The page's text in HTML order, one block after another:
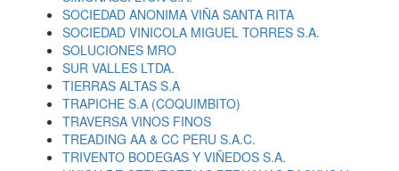
SOCIEDAD ANONIMA VIÑA SANTA RITA
SOCIEDAD VINICOLA MIGUEL TORRES S.A.
SOLUCIONES MRO
SUR VALLES LTDA.
TIERRAS ALTAS S.A
TRAPICHE S.A (COQUIMBITO)
TRAVERSA VINOS FINOS
TREADING AA & CC PERU S.A.C.
TRIVENTO BODEGAS Y VIÑEDOS S.A.